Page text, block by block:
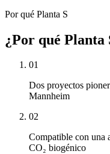
Por qué Planta S
¿Por qué Planta
01
Dos proyectos
Mannheim
02
Compatible con una
CO₂ biogénico